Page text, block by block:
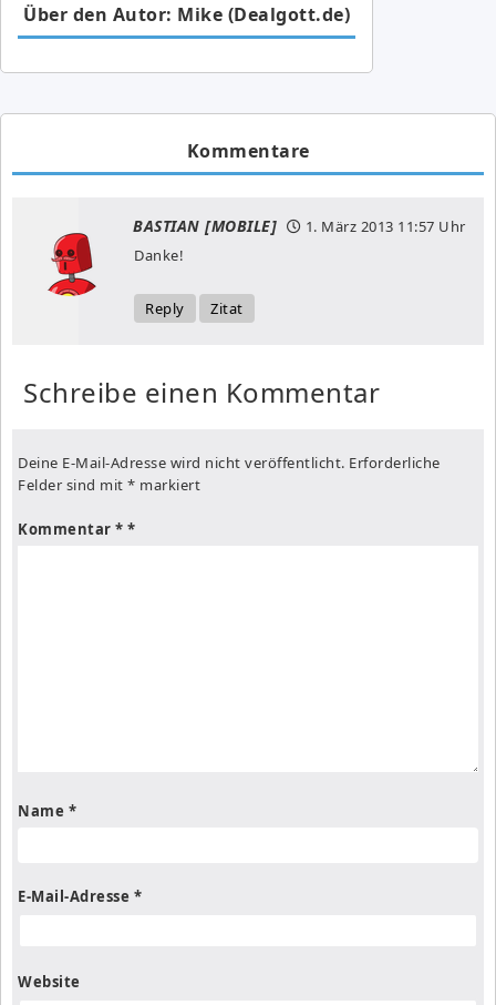
Über den Autor: Mike (Dealgott.de)
Kommentare
BASTIAN [MOBILE] 1. März 2013 11:57 Uhr
Danke!
Reply Zitat
Schreibe einen Kommentar
Deine E-Mail-Adresse wird nicht veröffentlicht. Erforderliche
Felder sind mit * markiert
Kommentar *
Name *
E-Mail-Adresse *
Website